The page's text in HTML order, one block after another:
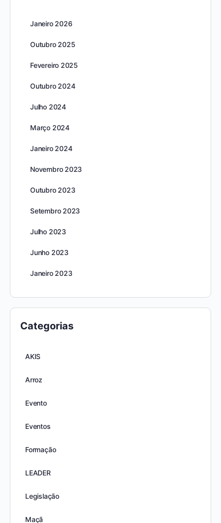
Janeiro 2026
Outubro 2025
Fevereiro 2025
Outubro 2024
Julho 2024
Março 2024
Janeiro 2024
Novembro 2023
Outubro 2023
Setembro 2023
Julho 2023
Junho 2023
Janeiro 2023
Categorias
AKIS
Arroz
Evento
Eventos
Formação
LEADER
Legislação
Maçã